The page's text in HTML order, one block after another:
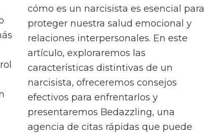
cómo es un narcisista es esencial para
proteger nuestra salud emocional y
relaciones interpersonales. En este
artículo, exploraremos las
características distintivas de un
narcisista, ofreceremos consejos
efectivos para enfrentarlos y
presentaremos Bedazzling, una
agencia de citas rápidas que puede